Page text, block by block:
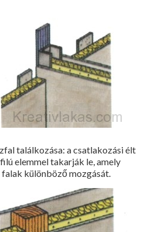
találkozása: a csatlakozási élt
elemmel takarják le, amely
falak különböző mozgását.